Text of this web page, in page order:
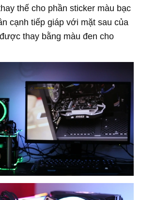
thế cho phần sticker màu bạc
cạnh tiếp giáp với mặt sau của
thay bằng màu đen cho